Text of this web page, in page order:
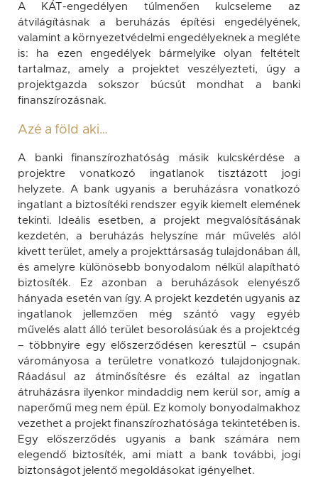
A KÁT-engedélyen túlmenően kulcseleme az
átvilágításnak a beruházás építési engedélyének,
valamint a környezetvédelmi engedélyeknek a megléte
is: ha ezen engedélyek bármelyike olyan feltételt
tartalmaz, amely a projektet veszélyezteti, úgy a
projektgazda sokszor búcsút mondhat a banki
finanszírozásnak.
Azé a föld aki…
A banki finanszírozhatóság másik kulcskérdése a
projektre vonatkozó ingatlanok tisztázott jogi
helyzete. A bank ugyanis a beruházásra vonatkozó
ingatlant a biztosítéki rendszer egyik kiemelt elemének
tekinti. Ideális esetben, a projekt megvalósításának
kezdetén, a beruházás helyszíne már művelés alól
kivett terület, amely a projekttársaság tulajdonában áll,
és amelyre különösebb bonyodalom nélkül alapítható
biztosíték. Ez azonban a beruházások elenyésző
hányada esetén van így. A projekt kezdetén ugyanis az
ingatlanok jellemzően még szántó vagy egyéb
művelés alatt álló terület besorolásúak és a projektcég
– többnyire egy előszerződésen keresztül – csupán
várományosa a területre vonatkozó tulajdonjognak.
Ráadásul az átminősítésre és ezáltal az ingatlan
átruházásra ilyenkor mindaddig nem kerül sor, amíg a
naperőmű meg nem épül. Ez komoly bonyodalmakhoz
vezethet a projekt finanszírozhatósága tekintetében is.
Egy előszerződés ugyanis a bank számára nem
elegendő biztosíték, ami miatt a bank további, jogi
biztonságot jelentő megoldásokat igényelhet.